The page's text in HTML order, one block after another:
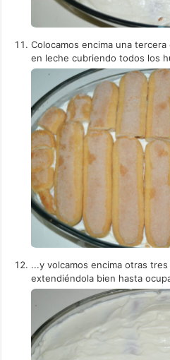
Colocamos encima una
en leche cubriendo todos los
...y volcamos encima otras
extendiéndola bien hasta